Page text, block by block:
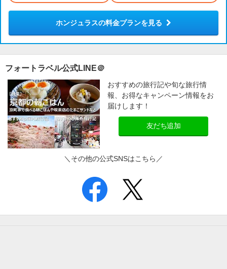
ホンジュラスの料金プランを見る
フォートラベル公式LINE＠
おすすめの旅行記や旬な旅行情
報、お得なキャンペーン情報をお
届けします！
友だち追加
＼その他の公式SNSはこちら／